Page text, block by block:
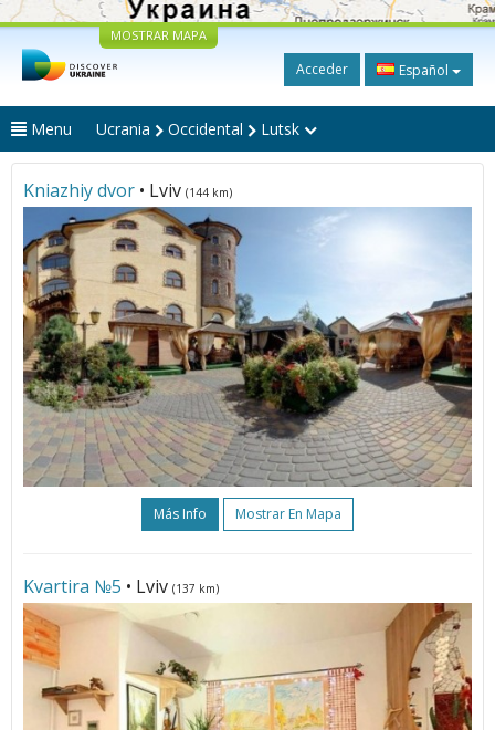
MOSTRAR MAPA
Acceder Español
Menu Ucrania Occidental Lutsk
Kniazhiy dvor • Lviv (144 km)
Más Info Mostrar En Mapa
Kvartira №5 • Lviv (137 km)